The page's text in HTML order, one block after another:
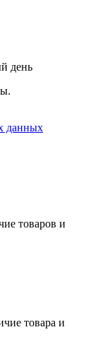
день
данных
товаров и
товара и